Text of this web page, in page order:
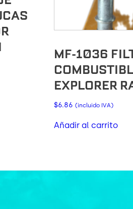
MF-1036
EXPLORER
$6.86 (incluido IVA)
Añadir al carrito